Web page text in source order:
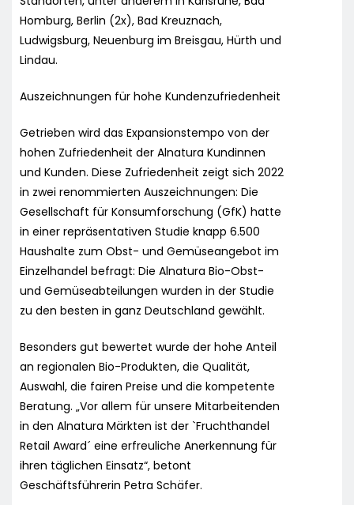
Homburg, Berlin (2x), Bad Kreuznach,
Ludwigsburg, Neuenburg im Breisgau, Hürth und
Lindau.
Auszeichnungen für hohe Kundenzufriedenheit
Getrieben wird das Expansionstempo von der
hohen Zufriedenheit der Alnatura Kundinnen
und Kunden. Diese Zufriedenheit zeigt sich 2022
in zwei renommierten Auszeichnungen: Die
Gesellschaft für Konsumforschung (GfK) hatte
in einer repräsentativen Studie knapp 6.500
Haushalte zum Obst- und Gemüseangebot im
Einzelhandel befragt: Die Alnatura Bio-Obst-
und Gemüseabteilungen wurden in der Studie
zu den besten in ganz Deutschland gewählt.
Besonders gut bewertet wurde der hohe Anteil
an regionalen Bio-Produkten, die Qualität,
Auswahl, die fairen Preise und die kompetente
Beratung. „Vor allem für unsere Mitarbeitenden
in den Alnatura Märkten ist der `Fruchthandel
Retail Award´ eine erfreuliche Anerkennung für
ihren täglichen Einsatz“, betont
Geschäftsführerin Petra Schäfer.